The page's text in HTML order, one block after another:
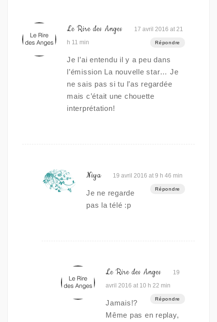
Le Rire des Anges
17 avril 2016 at 21
h 11 min
Répondre
Je l’ai entendu il y a peu dans
l’émission La nouvelle star… Je
ne sais pas si tu l’as regardée
mais c’était une chouette
interprétation!
Niya 19 avril 2016 at 9 h 46 min
Répondre
Je ne regarde
pas la télé :p
Le Rire des Anges
19
avril 2016 at 10 h 22 min
Répondre
Jamais!?
Même pas en replay,